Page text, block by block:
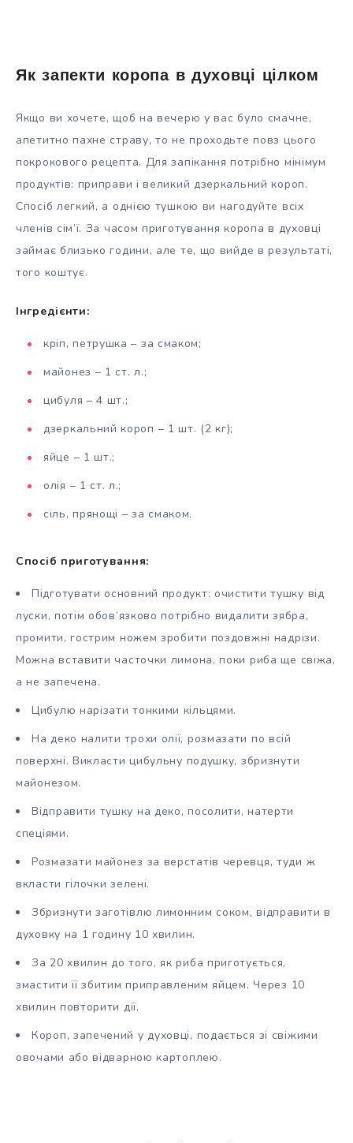
Як запекти коропа в духовці цілком
Якщо ви хочете, щоб на вечерю у вас було смачне,
апетитно пахне страву, то не проходьте повз цього
покрокового рецепта. Для запікання потрібно мінімум
продуктів: приправи і великий дзеркальний короп.
Спосіб легкий, а однією тушкою ви нагодуйте всіх
членів сім’ї. За часом приготування коропа в духовці
займає близько години, але те, що вийде в результаті,
того коштує.
Інгредієнти:
кріп, петрушка – за смаком;
майонез – 1 ст. л.;
цибуля – 4 шт.;
дзеркальний короп – 1 шт. (2 кг);
яйце – 1 шт.;
олія – 1 ст. л.;
сіль, прянощі – за смаком.
Спосіб приготування:
Підготувати основний продукт: очистити тушку від
луски, потім обов’язково потрібно видалити зябра,
промити, гострим ножем зробити поздовжні надрізи.
Можна вставити часточки лимона, поки риба ще свіжа,
а не запечена.
Цибулю нарізати тонкими кільцями.
На деко налити трохи олії, розмазати по всій
поверхні. Викласти цибульну подушку, збризнути
майонезом.
Відправити тушку на деко, посолити, натерти
спеціями.
Розмазати майонез за верстатів черевця, туди ж
вкласти гілочки зелені.
Збризнути заготівлю лимонним соком, відправити в
духовку на 1 годину 10 хвилин.
За 20 хвилин до того, як риба приготується,
змастити її збитим приправленим яйцем. Через 10
хвилин повторити дії.
Короп, запечений у духовці, подається зі свіжими
овочами або відварною картоплею.